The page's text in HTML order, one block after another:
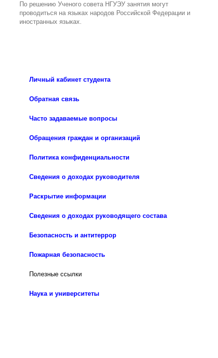
По решению Ученого совета НГУЭУ занятия могут
проводиться на языках народов Российской Федерации и
иностранных языках.
Личный кабинет студента
Обратная связь
Часто задаваемые вопросы
Обращения граждан и организаций
Политика конфиденциальности
Сведения о доходах руководителя
Раскрытие информации
Сведения о доходах руководящего состава
Безопасность и антитеррор
Пожарная безопасность
Полезные ссылки
Наука и университеты